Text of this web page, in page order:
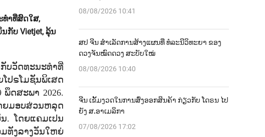
ທຳທີ່ສົດໃສ,
ກັບ Vietjet, ລຸ້ນ
ບວັດທະນະທຳທີ່
ປຣໂມຊັນພິເສດ
ພຶດສະພາ 2026.
ຍມອບສ່ວນຫລຸດ
. ໂດຍແຄມເປນ
ທັງລາງວັນໃຫຍ່
08/08/2026 10:41
ສປ ຈີນ ສຳເລັດການສ້າງແຜນທີ່ ທໍລະນີວິທະຍາ ຂອງ
ດວງຈັນໝົດດວງ ສະບັບໃໝ່
08/08/2026 10:40
ຈີນ ເຂັ້ມງວດໃນການສົ່ງອອກສິນຄ້າ ກ່ຽວກັບ ໂດຣນ ໄປ
ຍັງ ສ.ອາເມລິກາ
07/08/2026 17:02